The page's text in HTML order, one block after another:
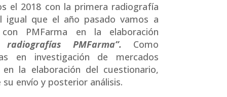
el 2018 con la primera radiografía
igual que el año pasado vamos a
PMFarma en la elaboración
radiografías PMFarma”. Como
en investigación de mercados
en la elaboración del cuestionario,
su envío y posterior análisis.